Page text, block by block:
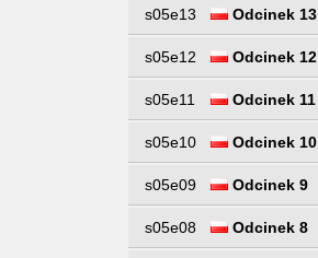
s05e13 Odcinek 13
s05e12 Odcinek 12
s05e11 Odcinek 11
s05e10 Odcinek 10
s05e09 Odcinek 9
s05e08 Odcinek 8